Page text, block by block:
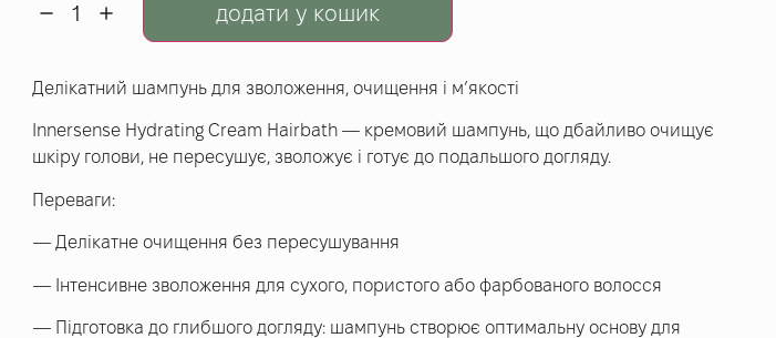
додати у кошик
Делікатний шампунь для зволоження, очищення і м’якості
Innersense Hydrating Cream Hairbath — кремовий шампунь, що дбайливо очищує
шкіру голови, не пересушує, зволожує і готує до подальшого догляду.
Переваги:
— Делікатне очищення без пересушування
— Інтенсивне зволоження для сухого, пористого або фарбованого волосся
— Підготовка до глибшого догляду: шампунь створює оптимальну основу для